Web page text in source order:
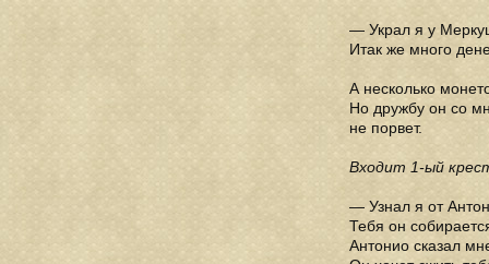
— Украл я у
Итак же много
А несколько
Но дружбу он со
не порвет.
Входит 1-ый
— Узнал я от
Тебя он
Антонио сказал